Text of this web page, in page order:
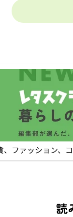
、ファッション、
読